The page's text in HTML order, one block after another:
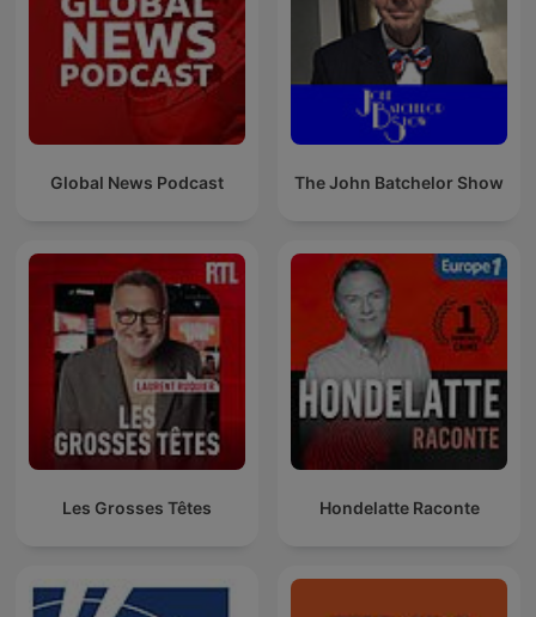
Global News Podcast The John Batchelor Show
Les Grosses Têtes Hondelatte Raconte